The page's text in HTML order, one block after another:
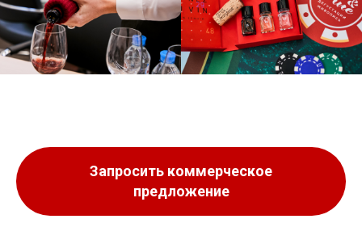
Запросить коммерческое
предложение